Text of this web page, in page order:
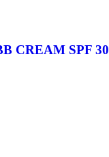
CREAM SPF 30